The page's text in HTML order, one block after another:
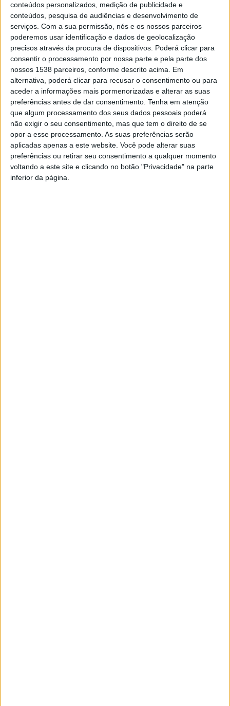
conteúdos personalizados, medição de publicidade e
conteúdos, pesquisa de audiências e desenvolvimento de
serviços. Com a sua permissão, nós e os nossos parceiros
poderemos usar identificação e dados de geolocalização
precisos através da procura de dispositivos. Poderá clicar para
consentir o processamento por nossa parte e pela parte dos
nossos 1538 parceiros, conforme descrito acima. Em
alternativa, poderá clicar para recusar o consentimento ou para
aceder a informações mais pormenorizadas e alterar as suas
preferências antes de dar consentimento. Tenha em atenção
que algum processamento dos seus dados pessoais poderá
não exigir o seu consentimento, mas que tem o direito de se
opor a esse processamento. As suas preferências serão
aplicadas apenas a este website. Você pode alterar suas
preferências ou retirar seu consentimento a qualquer momento
voltando a este site e clicando no botão "Privacidade" na parte
inferior da página.
ao Polacos por 58-53.
No final António Cardoso, Presidente do Município de
Vieira do Minho, Manuel Fernandes Presidente da
Federação Portuguesa de Basquetebol e o Presidente
da Associação de Basquetebol de Braga, Fernando
Monteiro, entregaram os troféus as equipas.
Classificação Final
1ª Polonia